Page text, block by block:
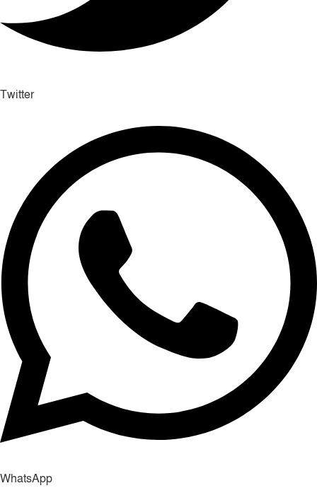
Twitter
WhatsApp